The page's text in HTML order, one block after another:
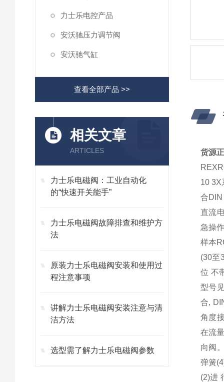
力士乐电控产品
安沃驰压力调节阀
安沃驰气缸
查看全部产品 >>
相关文章
ARTICLES
力士乐电磁阀：工业自动化
的“快速开关能手”
力士乐电磁阀故障排查和维护方
法
原装力士乐电磁阀安装和使用过
程注意事项
讲解力士乐电磁阀安装注意与清
洁方法
选型需了解力士乐电磁阀参数
货源
10 3X
合
直流
急操
样本
(30至
位 不
型号
合,
角度
在流
向阀
弹簧
(2)进